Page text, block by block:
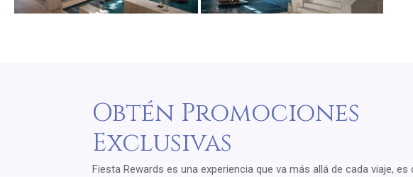
Obtén Promociones
Exclusivas
Fiesta Rewards es una experiencia que va más allá de cada viaje, es